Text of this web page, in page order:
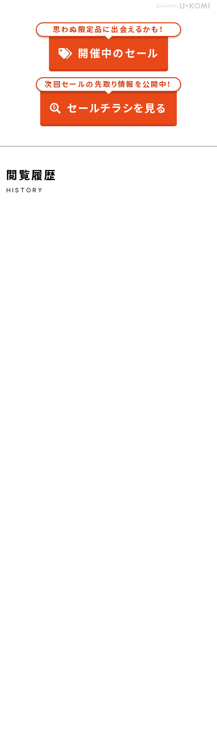
思わぬ限定品に出会えるかも！
開催中のセール
次回セールの先取り情報を公開中！
セールチラシを見る
閲覧履歴
HISTORY